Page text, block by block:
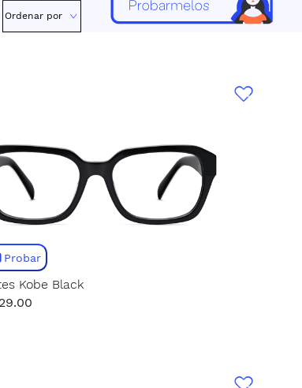
Ordenar por
Probar
Kobe Black